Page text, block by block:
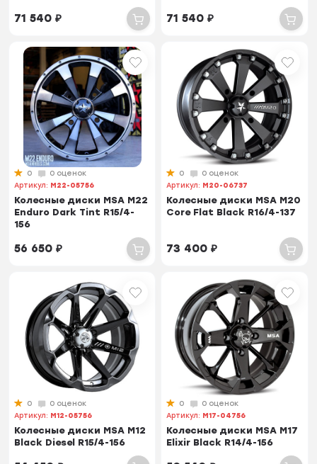
71 540₽ 71 540₽
0
0 оценок
Артикул: M22-05756
Колесные диски MSA M22
Enduro Dark Tint R15/4-
156
56 650₽
0
0 оценок
Артикул: M20-06737
Колесные диски MSA M20
Core Flat Black R16/4-137
73 400₽
0
0 оценок
Артикул: M12-05756
Колесные диски MSA M12
Black Diesel R15/4-156
0
0 оценок
Артикул: M17-04756
Колесные диски MSA M17
Elixir Black R14/4-156